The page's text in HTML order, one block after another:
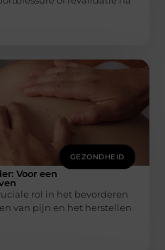
GEZONDHEID
Voor een
rol in het bevorderen
van pijn en het herstellen